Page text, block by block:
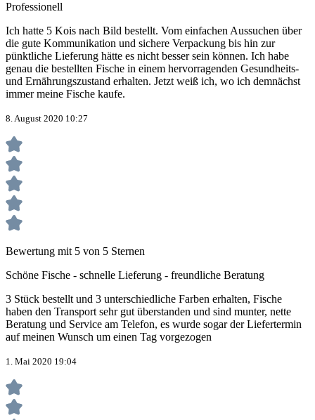
Professionell
Ich hatte 5 Kois nach Bild bestellt. Vom einfachen Aussuchen über
die gute Kommunikation und sichere Verpackung bis hin zur
pünktliche Lieferung hätte es nicht besser sein können. Ich habe
genau die bestellten Fische in einem hervorragenden Gesundheits-
und Ernährungszustand erhalten. Jetzt weiß ich, wo ich demnächst
immer meine Fische kaufe.
8. August 2020 10:27
Bewertung mit 5 von 5 Sternen
Schöne Fische - schnelle Lieferung - freundliche Beratung
3 Stück bestellt und 3 unterschiedliche Farben erhalten, Fische
haben den Transport sehr gut überstanden und sind munter, nette
Beratung und Service am Telefon, es wurde sogar der Liefertermin
auf meinen Wunsch um einen Tag vorgezogen
1. Mai 2020 19:04